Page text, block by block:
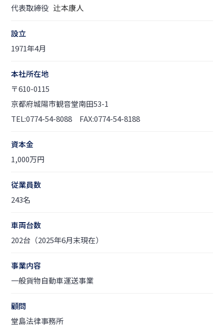
代表取締役
設立
1971年4月
本社所在地
〒610-0115
京都府城陽市観音堂南田53-1
TEL:0774-54-8088 FAX:0774-54-8188
資本金
1,000万円
従業員数
243名
車両台数
202台（2025年6月末現在）
事業内容
一般貨物自動車運送事業
顧問
堂島法律事務所